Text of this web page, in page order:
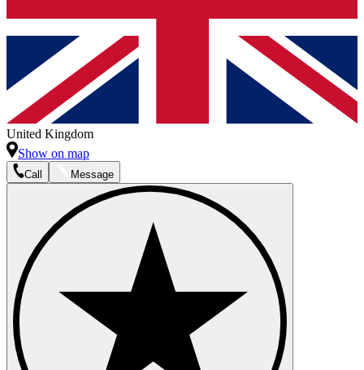
United Kingdom
Show on map
Call Message